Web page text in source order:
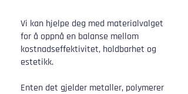
Vi kan hjelpe deg med materialvalget
for å oppnå en balanse mellom
kostnadseffektivitet, holdbarhet og
estetikk.
Enten det gjelder metaller, polymerer